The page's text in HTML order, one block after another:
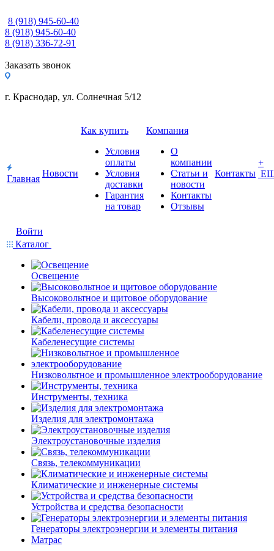
8 (918) 945-60-40
8 (918) 945-60-40
8 (918) 336-72-91
Заказать звонок
г. Краснодар, ул. Солнечная 5/12
Главная
Новости
Как купить
Условия
оплаты
Условия
доставки
Гарантия
на товар
Компания
О
компании
Статьи и
новости
Контакты
Отзывы
Контакты
+
Войти
Каталог
Освещение
Высоковольтное и щитовое оборудование
Кабели, провода и аксессуары
Кабеленесущие системы
Низковольтное и промышленное электрооборудование
Инструменты, техника
Изделия для электромонтажа
Электроустановочные изделия
Связь, телекоммуникации
Климатические и инженерные системы
Устройства и средства безопасности
Генераторы электроэнергии и элементы питания
Матрас